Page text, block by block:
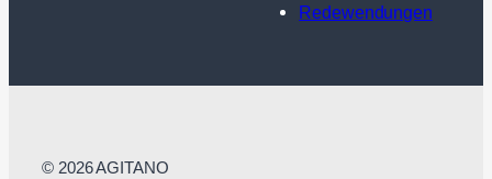
Redewendungen
© 2026 AGITANO